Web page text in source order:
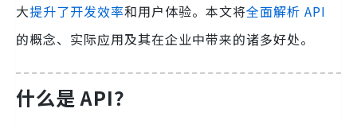
大提升了开发效率和用户体验。本文将全面解析 API
的概念、实际应用及其在企业中带来的诸多好处。
什么是 API？